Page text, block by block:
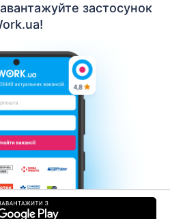
застосунок
нас
Кар’єра
Умови використання